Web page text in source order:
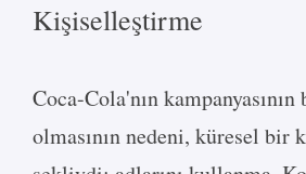
Kişiselleştirme
Coca-Cola'nın kampanyasının
olmasının nedeni, küresel bir